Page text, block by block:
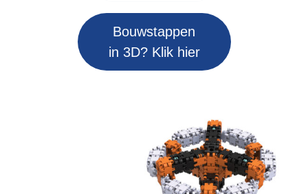
Bouwstappen
in 3D? Klik hier